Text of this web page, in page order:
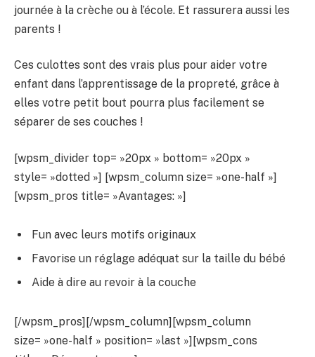
journée à la crèche ou à l’école. Et rassurera aussi les
parents !
Ces culottes sont des vrais plus pour aider votre
enfant dans l’apprentissage de la propreté, grâce à
elles votre petit bout pourra plus facilement se
séparer de ses couches !
[wpsm_divider top= »20px » bottom= »20px »
style= »dotted »] [wpsm_column size= »one-half »]
[wpsm_pros title= »Avantages: »]
Fun avec leurs motifs originaux
Favorise un réglage adéquat sur la taille du bébé
Aide à dire au revoir à la couche
[/wpsm_pros][/wpsm_column][wpsm_column
size= »one-half » position= »last »][wpsm_cons